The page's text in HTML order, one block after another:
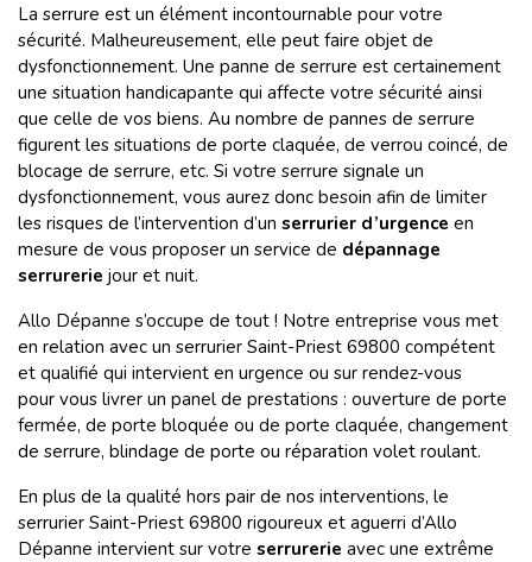
La serrure est un élément incontournable pour votre
sécurité. Malheureusement, elle peut faire objet de
dysfonctionnement. Une panne de serrure est certainement
une situation handicapante qui affecte votre sécurité ainsi
que celle de vos biens. Au nombre de pannes de serrure
figurent les situations de porte claquée, de verrou coincé, de
blocage de serrure, etc. Si votre serrure signale un
dysfonctionnement, vous aurez donc besoin afin de limiter
les risques de l’intervention d’un serrurier d’urgence en
mesure de vous proposer un service de dépannage
serrurerie jour et nuit.
Allo Dépanne s’occupe de tout ! Notre entreprise vous met
en relation avec un serrurier Saint-Priest 69800 compétent
et qualifié qui intervient en urgence ou sur rendez-vous
pour vous livrer un panel de prestations : ouverture de porte
fermée, de porte bloquée ou de porte claquée, changement
de serrure, blindage de porte ou réparation volet roulant.
En plus de la qualité hors pair de nos interventions, le
serrurier Saint-Priest 69800 rigoureux et aguerri d’Allo
Dépanne intervient sur votre serrurerie avec une extrême